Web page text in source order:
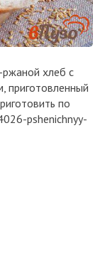
хлеб с
приготовленный
по
pshenichnyy-